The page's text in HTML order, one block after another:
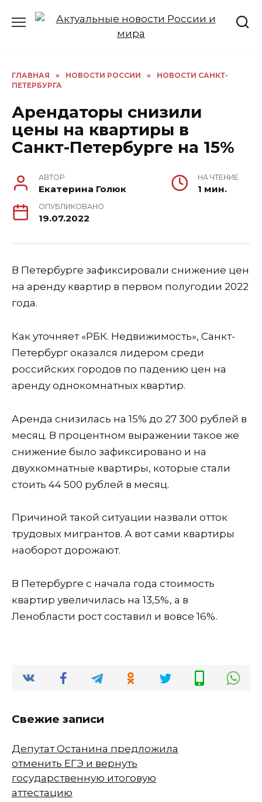
ГЛАВНАЯ » НОВОСТИ РОССИИ »
НОВОСТИ САНКТ-
ПЕТЕРБУРГА
Арендаторы снизили
цены на квартиры в
Санкт-Петербурге на 15%
АВТОР
Екатерина Голюк
НА ЧТЕНИЕ
1 мин.
ОПУБЛИКОВАНО
19.07.2022
В Петербурге зафиксировали снижение цен
на аренду квартир в первом полугодии 2022
года.
Как уточняет «РБК. Недвижимость», Санкт-
Петербург оказался лидером среди
российских городов по падению цен на
аренду однокомнатных квартир.
Аренда снизилась на 15% до 27 300 рублей в
месяц. В процентном выражении такое же
снижение было зафиксировано и на
двухкомнатные квартиры, которые стали
стоить 44 500 рублей в месяц.
Причиной такой ситуации назвали отток
трудовых мигрантов. А вот сами квартиры
наоборот дорожают.
В Петербурге с начала года стоимость
квартир увеличилась на 13,5%, а в
Ленобласти рост составил и вовсе 16%.
Свежие записи
Депутат Останина предложила
отменить ЕГЭ и вернуть
государственную итоговую
аттестацию